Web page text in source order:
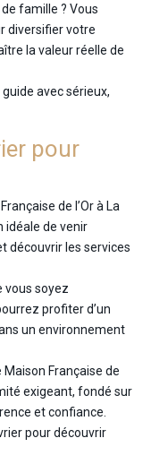
famille ? Vous
diversifier votre
la valeur réelle de
avec sérieux,
pour
de l’Or à La
idéale de venir
découvrir les services
vous soyez
profiter d’un
un environnement
Française de
exigeant, fondé sur
et confiance.
pour découvrir